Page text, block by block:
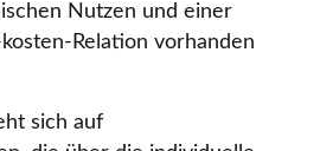
Nutzen und einer
Relation vorhanden
sich auf